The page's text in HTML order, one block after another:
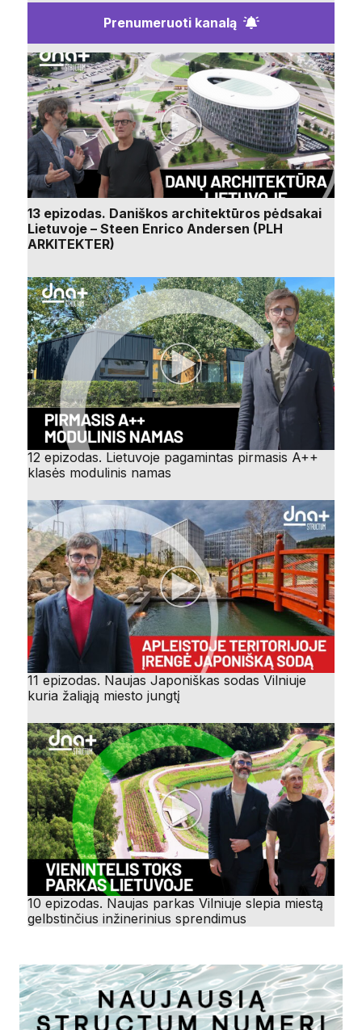
Prenumeruoti kanalą
13 epizodas. Daniškos architektūros pėdsakai
Lietuvoje – Steen Enrico Andersen (PLH
ARKITEKTER)
12 epizodas. Lietuvoje pagamintas pirmasis A++
klasės modulinis namas
11 epizodas. Naujas Japoniškas sodas Vilniuje
kuria žaliąją miesto jungtį
10 epizodas. Naujas parkas Vilniuje slepia miestą
gelbstinčius inžinerinius sprendimus